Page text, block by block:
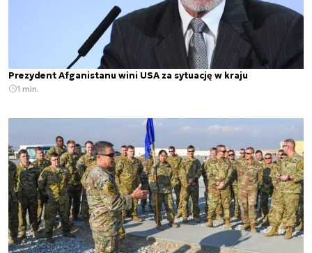
Prezydent Afganistanu wini USA za sytuację w kraju
1 min.